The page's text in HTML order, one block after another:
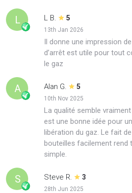
L L B. 5
13th Jan 2026
Il donne une impression
d’arrêt est utile pour tout
le gaz
A Alan G. 5
10th Nov 2025
La qualité semble
est une bonne idée pour
libération du gaz. Le fait
bouteilles facilement rend
simple.
S Steve R. 3
28th Jun 2025